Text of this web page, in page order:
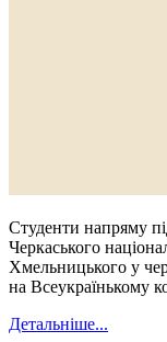
Студенти напряму
Черкаського
Хмельницького у
на Всеукраїнькому
Детальніше...